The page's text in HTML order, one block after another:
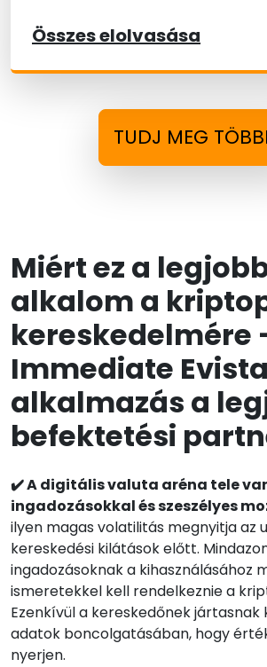
Összes elolvasása
TUDJ MEG
Miért ez a
alkalom a
kereskedelmére
Immediate Evista
alkalmazás a
befektetési
✔️ A digitális valuta aréna tele
ingadozásokkal és szeszélyes
ilyen magas volatilitás megnyitja az
kereskedési kilátások előtt.
ingadozásoknak a kihasználásához
ismeretekkel kell rendelkeznie a
Ezenkívül a kereskedőnek jártasnak
adatok boncolgatásában, hogy
nyerjen.